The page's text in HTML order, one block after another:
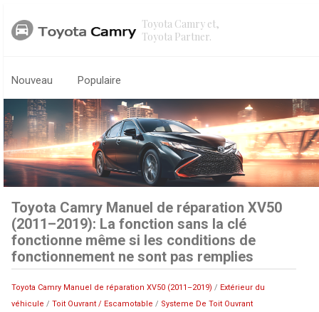
Toyota Camry et,
Toyota Partner.
Nouveau Populaire
Toyota Camry Manuel de réparation XV50
(2011–2019): La fonction sans la clé
fonctionne même si les conditions de
fonctionnement ne sont pas remplies
Toyota Camry Manuel de réparation XV50 (2011–2019) / Extérieur du
véhicule /Toit Ouvrant / Escamotable / Systeme De Toit Ouvrant